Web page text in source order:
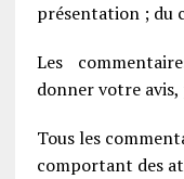
présentation ; du
Les
donner votre
Tous les
comportant des